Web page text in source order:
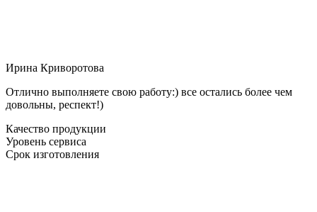
Ирина Криворотова
Отлично выполняете свою работу:) все остались более чем
довольны, респект!)
Качество продукции
Уровень сервиса
Срок изготовления